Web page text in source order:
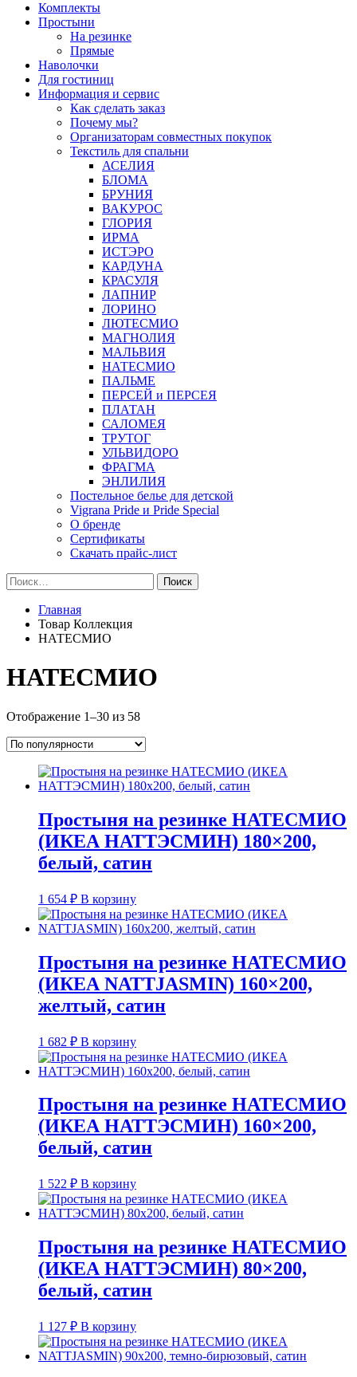
Комплекты
Простыни
На резинке
Прямые
Наволочки
Для гостиниц
Информация и сервис
Как сделать заказ
Почему мы?
Организаторам совместных покупок
Текстиль для спальни
АСЕЛИЯ
БЛОМА
БРУНИЯ
ВАКУРОС
ГЛОРИЯ
ИРМА
ИСТЭРО
КАРДУНА
КРАСУЛЯ
ЛАПНИР
ЛОРИНО
ЛЮТЕСМИО
МАГНОЛИЯ
МАЛЬВИЯ
НАТЕСМИО
ПАЛЬМЕ
ПЕРСЕЙ и ПЕРСЕЯ
ПЛАТАН
САЛОМЕЯ
ТРУТОГ
УЛЬВИДОРО
ФРАГМА
ЭНЛИЛИЯ
Постельное белье для детской
Vigrana Pride и Pride Special
О бренде
Сертификаты
Скачать прайс-лист
Найти:
Главная
Товар Коллекция
НАТЕСМИО
НАТЕСМИО
Отображение 1–30 из 58Сортировка:
популярности
Простыня на резинке НАТЕСМИО
(ИКЕА НАТТЭСМИН) 180×200,
белый, сатин
1 654 ₽ В корзину
Простыня на резинке НАТЕСМИО
(ИКЕА NATTJASMIN) 160×200,
желтый, сатин
1 682 ₽ В корзину
Простыня на резинке НАТЕСМИО
(ИКЕА НАТТЭСМИН) 160×200,
белый, сатин
1 522 ₽ В корзину
Простыня на резинке НАТЕСМИО
(ИКЕА НАТТЭСМИН) 80×200,
белый, сатин
1 127 ₽ В корзину